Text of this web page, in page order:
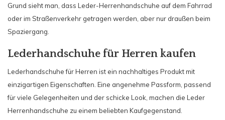
Grund sieht man, dass Leder-Herrenhandschuhe auf dem Fahrrad
oder im Straßenverkehr getragen werden, aber nur draußen beim
Spaziergang.
Lederhandschuhe für Herren kaufen
Lederhandschuhe für Herren ist ein nachhaltiges Produkt mit
einzigartigen Eigenschaften. Eine angenehme Passform, passend
für viele Gelegenheiten und der schicke Look, machen die Leder
Herrenhandschuhe zu einem beliebten Kaufgegenstand.